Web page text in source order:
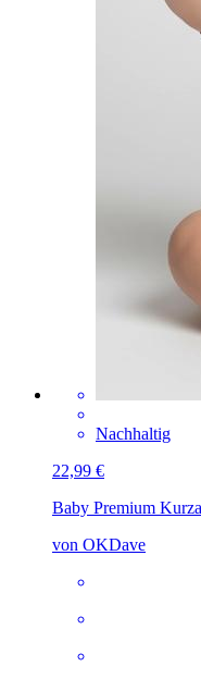
Nachhaltig
22,99 €
Baby Premium
von OKDave